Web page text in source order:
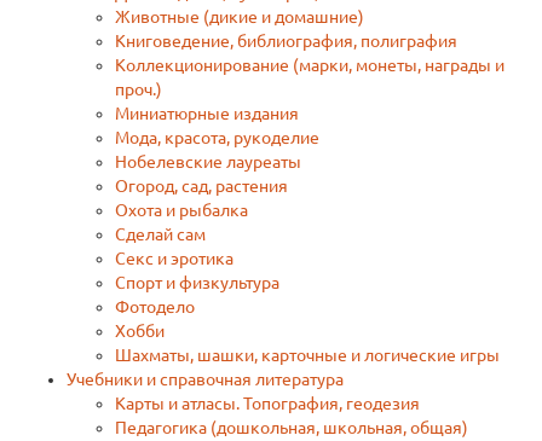
Животные (дикие и домашние)
Книговедение, библиография, полиграфия
Коллекционирование (марки, монеты, награды и
проч.)
Миниатюрные издания
Мода, красота, рукоделие
Нобелевские лауреаты
Огород, сад, растения
Охота и рыбалка
Сделай сам
Секс и эротика
Спорт и физкультура
Фотодело
Хобби
Шахматы, шашки, карточные и логические игры
Учебники и справочная литература
Карты и атласы. Топография, геодезия
Педагогика (дошкольная, школьная, общая)